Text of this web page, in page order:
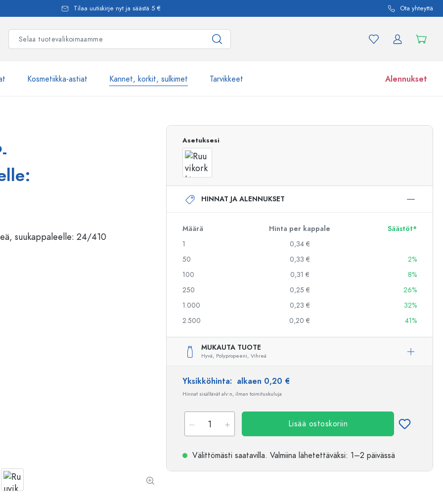
Tilaa uutiskirje nyt ja säästä 5 € Ota yhteyttä
Kosmetiikka-astiat Kannet, korkit, sulkimet Tarvikkeet Alennukset
Airless-pumppupullot
Roll-on-pullot
Puristuspullot
Säilytyspullot
Ginipullot
Joulupullot
Koristeelliset pullot
Lasipurkit
Asetuksesi
HINNAT JA ALENNUKSET
Määrä Hinta per kappale
Säästöt*
1
0,34 €
50
0,33 €
2%
100
0,31 €
8%
250
0,25 €
26%
1.000
0,23 €
32%
2.500
0,20 € 41%
MUKAUTA TUOTE
Hyvä, Polypropeeni, Vihreä
Yksikköhinta: alkaen 0,20 €
Hinnat sisältävät alv:n, ilman toimituskuluja
Lisää ostoskoriin
Välittömästi saatavilla. Valmiina lähetettäväksi: 1–2 päivässä